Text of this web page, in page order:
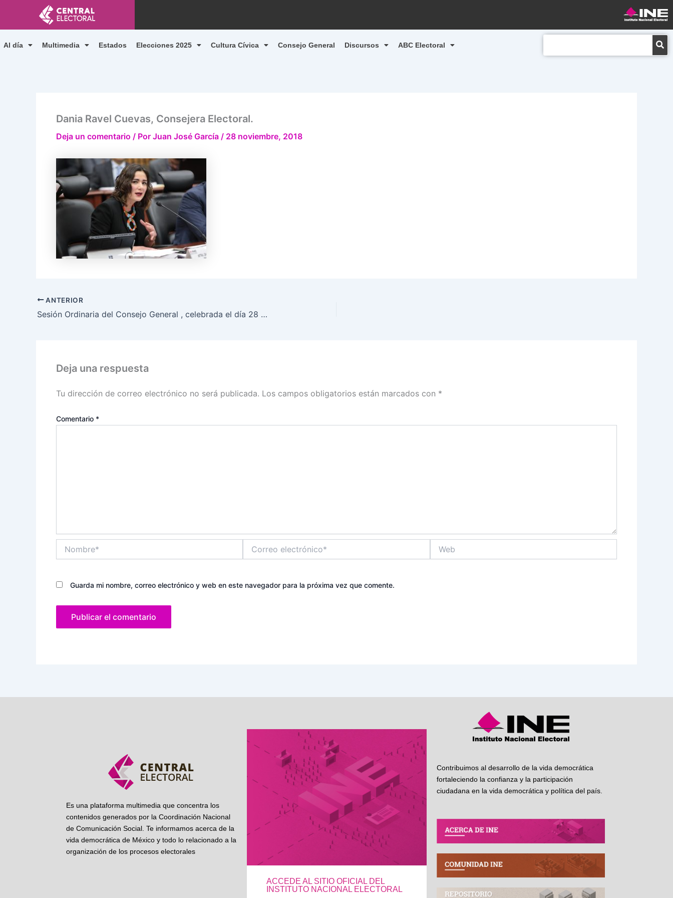
contenido
Al día Multimedia Estados Elecciones 2025 Cultura Cívica Consejo General Discursos ABC Electoral
Dania Ravel Cuevas, Consejera Electoral.
Deja un comentario / Por Juan José García / 28 noviembre, 2018
ANTERIOR
Sesión Ordinaria del Consejo General , celebrada el día 28 de noviembre de 2018
Deja una respuesta
Tu dirección de correo electrónico no será publicada. Los campos obligatorios están marcados con *
Comentario *
electrónico*
Guarda mi nombre, correo electrónico y web en este navegador para la próxima vez que comente.
Es una plataforma multimedia que concentra los
contenidos generados por la Coordinación Nacional
de Comunicación Social. Te informamos acerca de la
vida democrática de México y todo lo relacionado a la
organización de los procesos electorales
ACCEDE AL SITIO OFICIAL DEL
INSTITUTO NACIONAL ELECTORAL
Contribuimos al desarrollo de la vida democrática
fortaleciendo la confianza y la participación
ciudadana en la vida democrática y política del país.